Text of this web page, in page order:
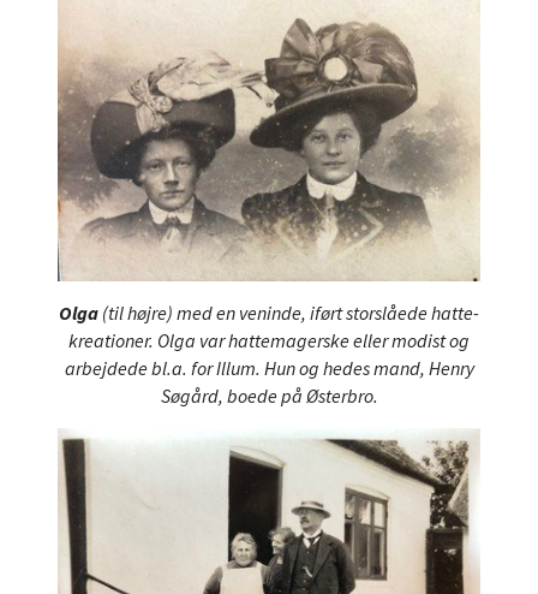
Olga (til højre) med en veninde, iført storslåede hatte-
kreationer. Olga var hattemagerske eller modist og
arbejdede bl.a. for Illum. Hun og hedes mand, Henry
Søgård, boede på Østerbro.